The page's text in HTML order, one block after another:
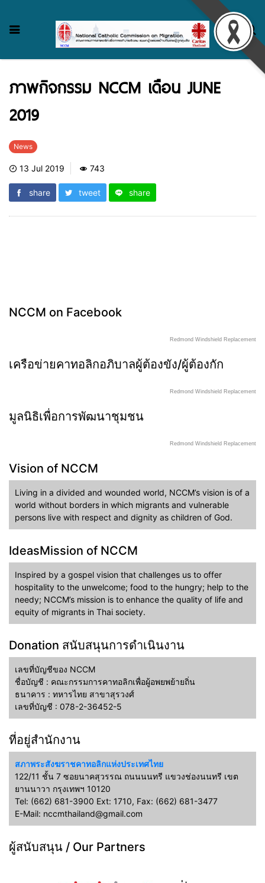
ภาพกิจกรรม NCCM เดือน JUNE
2019
News
13 Jul 2019 743
share tweet share
NCCM on Facebook
Redmond Windshield Replacement
เครือข่ายคาทอลิกอภิบาลผู้ต้องขัง/ผู้ต้องกัก
Redmond Windshield Replacement
มูลนิธิเพื่อการพัฒนาชุมชน
Redmond Windshield Replacement
Vision of NCCM
Living in a divided and wounded world, NCCM’s vision is of a
world without borders in which migrants and vulnerable
persons live with respect and dignity as children of God.
IdeasMission of NCCM
Inspired by a gospel vision that challenges us to offer
hospitality to the unwelcome; food to the hungry; help to the
needy; NCCM’s mission is to enhance the quality of life and
equity of migrants in Thai society.
Donation สนับสนุนการดำเนินงาน
เลขที่บัญชีของ NCCM
ชื่อบัญชี : คณะกรรมการคาทอลิกเพื่อผู้อพยพย้ายถิ่น
ธนาคาร : ทหารไทย สาขาสุรวงศ์
เลขที่บัญชี : 078-2-36452-5
ที่อยู่สำนักงาน
สภาพระสังฆราชคาทอลิกแห่งประเทศไทย
122/11 ชั้น 7 ซอยนาคสุวรรณ ถนนนนทรี แขวงช่องนนทรี เขต
ยานนาวา กรุงเทพฯ 10120
Tel: (662) 681-3900 Ext: 1710, Fax: (662) 681-3477
E-Mail: nccmthailand@gmail.com
ผู้สนับสนุน / Our Partners